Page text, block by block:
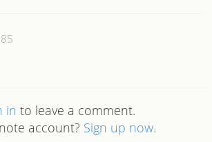
in to leave a comment.
account? Sign up now.